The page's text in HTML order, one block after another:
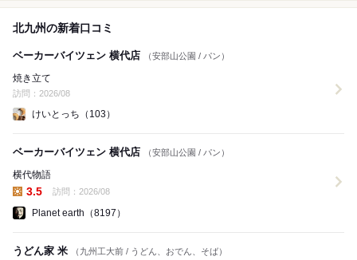
北九州の新着口コミ
ベーカーバイツェン 横代店 （安部山公園 / パン）
焼き立て
訪問：2026/08
けいとっち（103）
ベーカーバイツェン 横代店 （安部山公園 / パン）
横代物語
3.5 訪問：2026/08
Planet earth（8197）
うどん家 米 （九州工大前 / うどん、おでん、そば）